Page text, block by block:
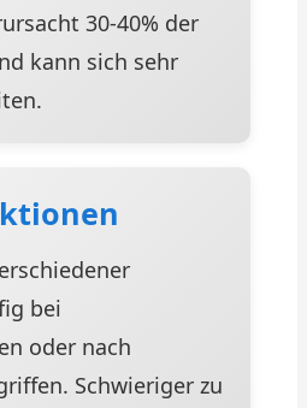
30-40% der
kann sich sehr
bei
oder nach
Schwieriger zu